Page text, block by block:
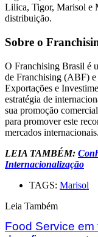
Lilica, Tigor, Marisol e
distribuição.
Sobre o
O Franchising Brasil é
de Franchising (ABF)
Exportações e
estratégia de
sua promoção
para promover este
mercados internacionais.
LEIA TAMBÉM:
Internacionalização
TAGS: Marisol
Leia Também
Food Service